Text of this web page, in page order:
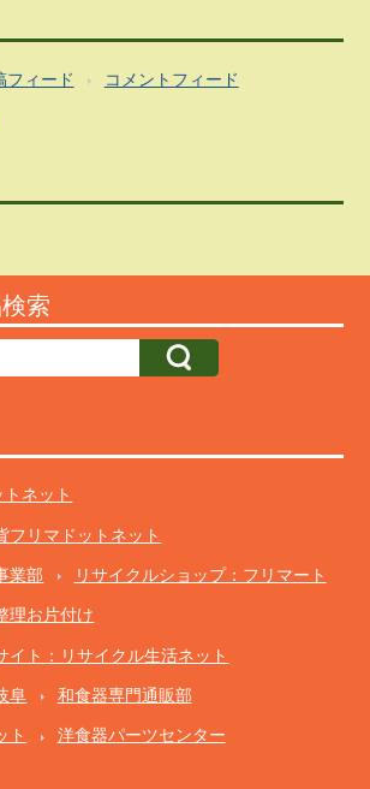
フィード コメントフィード
索
ネット
フリマドットネット
業部 リサイクルショップ：フリマート
理お片付け
イト：リサイクル生活ネット
阜 和食器専門通販部
ト 洋食器パーツセンター